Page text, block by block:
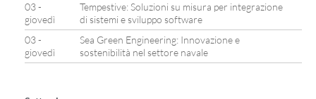
03 -
giovedì
Tempestive: Soluzioni su misura per integrazione
di sistemi e sviluppo software
03 -
giovedì
Sea Green Engineering: Innovazione e
sostenibilità nel settore navale